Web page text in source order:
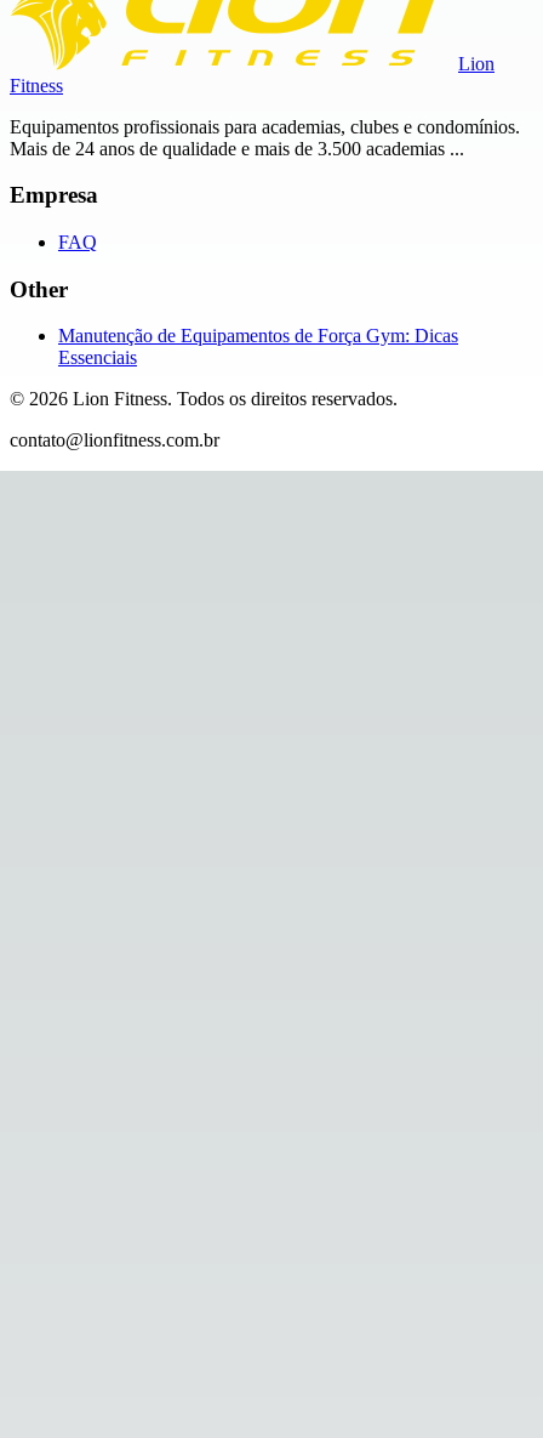
Lion
Fitness
Equipamentos profissionais para academias, clubes e condomínios.
Mais de 24 anos de qualidade e mais de 3.500 academias ...
Empresa
FAQ
Other
Manutenção de Equipamentos de Força Gym: Dicas
Essenciais
© 2026 Lion Fitness. Todos os direitos reservados.
contato@lionfitness.com.br